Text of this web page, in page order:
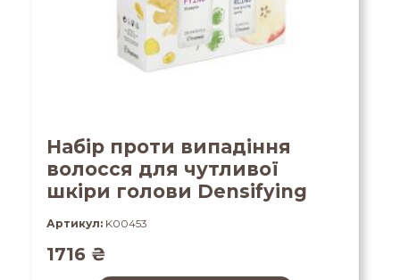
Набір проти випадіння
волосся для чутливої
шкіри голови Densifying
Артикул: K00453
1716 ₴